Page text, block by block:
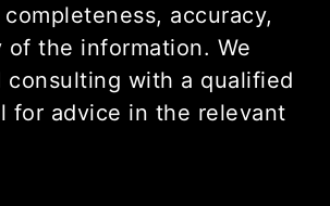
accuracy,
of the information. We
consulting with a qualified
for advice in the relevant